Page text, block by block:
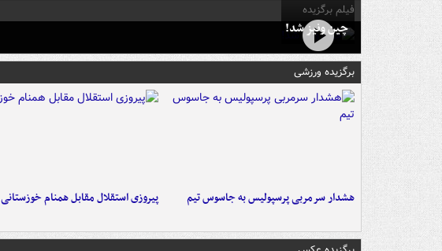
فیلم برگزیده
چین ونیز شد!
برگزیده ورزشی
هشدار سرمربی پرسپولیس به جاسوس تیم پیروزی استقلال مقابل همنام خوزستانی